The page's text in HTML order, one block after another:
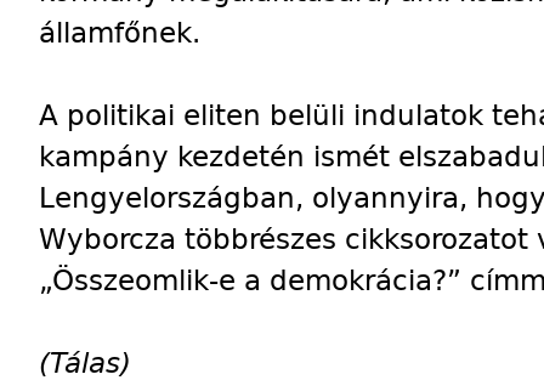
államfőnek.
A politikai eliten belüli indulatok
kampány kezdetén ismét
Lengyelországban, olyannyira,
Wyborcza többrészes
„Összeomlik-e a demokrácia?”
(Tálas)